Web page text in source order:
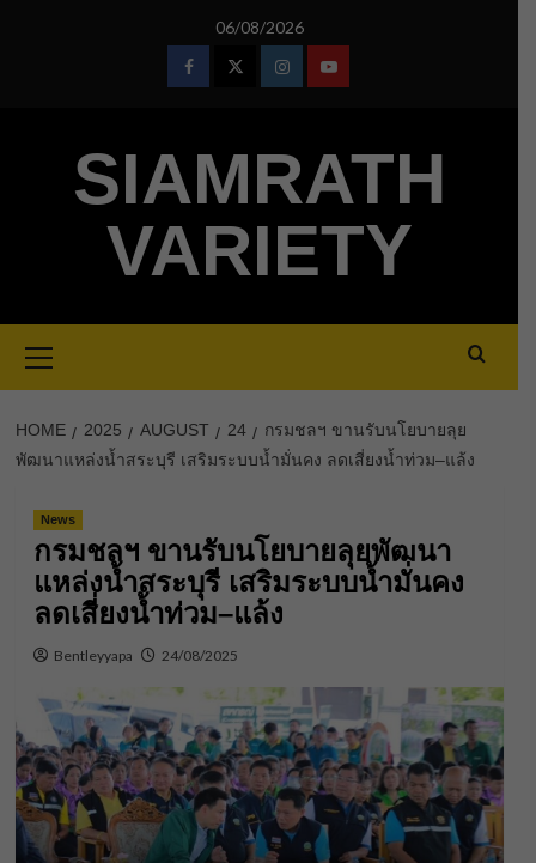
06/08/2026
FacebookTwitterInstagramYoutube
SIAMRATH
VARIETY
Menu
HOME 2025 AUGUST 24
กรมชลฯ ขานรับนโยบายลุย
พัฒนาแหล่งน้ำสระบุรี เสริมระบบน้ำมั่นคง ลดเสี่ยงน้ำท่วม–แล้ง
News
กรมชลฯ ขานรับนโยบายลุยพัฒนา
แหล่งน้ำสระบุรี เสริมระบบน้ำมั่นคง
ลดเสี่ยงน้ำท่วม–แล้ง
Bentleyyapa 24/08/2025